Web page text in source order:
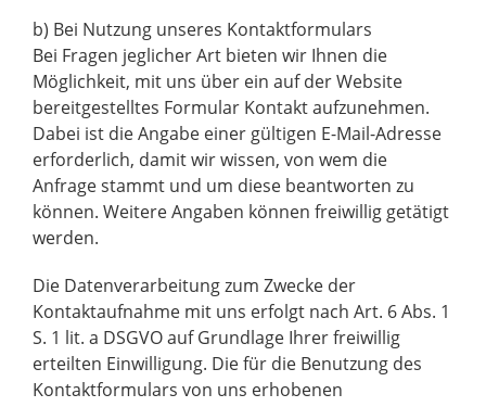
b) Bei Nutzung unseres Kontaktformulars
Bei Fragen jeglicher Art bieten wir Ihnen die
Möglichkeit, mit uns über ein auf der Website
bereitgestelltes Formular Kontakt aufzunehmen.
Dabei ist die Angabe einer gültigen E-Mail-Adresse
erforderlich, damit wir wissen, von wem die
Anfrage stammt und um diese beantworten zu
können. Weitere Angaben können freiwillig getätigt
werden.
Die Datenverarbeitung zum Zwecke der
Kontaktaufnahme mit uns erfolgt nach Art. 6 Abs. 1
S. 1 lit. a DSGVO auf Grundlage Ihrer freiwillig
erteilten Einwilligung. Die für die Benutzung des
Kontaktformulars von uns erhobenen